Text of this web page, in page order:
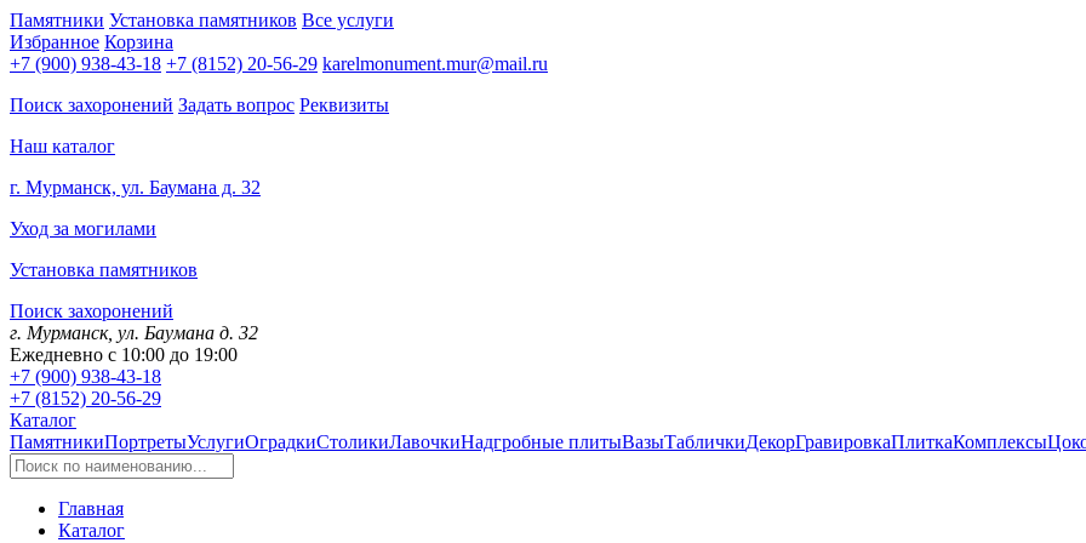
Памятники Установка памятников Все услуги
Избранное Корзина
+7 (900) 938-43-18 +7 (8152) 20-56-29 karelmonument.mur@mail.ru
Поиск захоронений Задать вопрос Реквизиты
Наш каталог
г. Мурманск, ул. Баумана д. 32
Уход за могилами
Установка памятников
Поиск захоронений
г. Мурманск, ул. Баумана д. 32
Ежедневно с 10:00 до 19:00
+7 (900) 938-43-18
+7 (8152) 20-56-29
Каталог
ПамятникиПортретыУслугиОградкиСтоликиЛавочкиНадгробные плитыВазыТабличкиДекорГравировкаПлиткаКомплексы
Главная
Каталог